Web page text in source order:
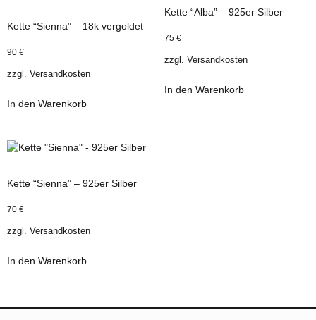
Kette “Sienna” – 18k vergoldet
90 €
zzgl. Versandkosten
In den Warenkorb
Kette “Alba” – 925er Silber
75 €
zzgl. Versandkosten
In den Warenkorb
Kette “Sienna” – 925er Silber
70 €
zzgl. Versandkosten
In den Warenkorb